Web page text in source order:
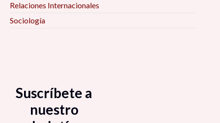
Relaciones Internacionales
Sociología
Suscríbete a
nuestro